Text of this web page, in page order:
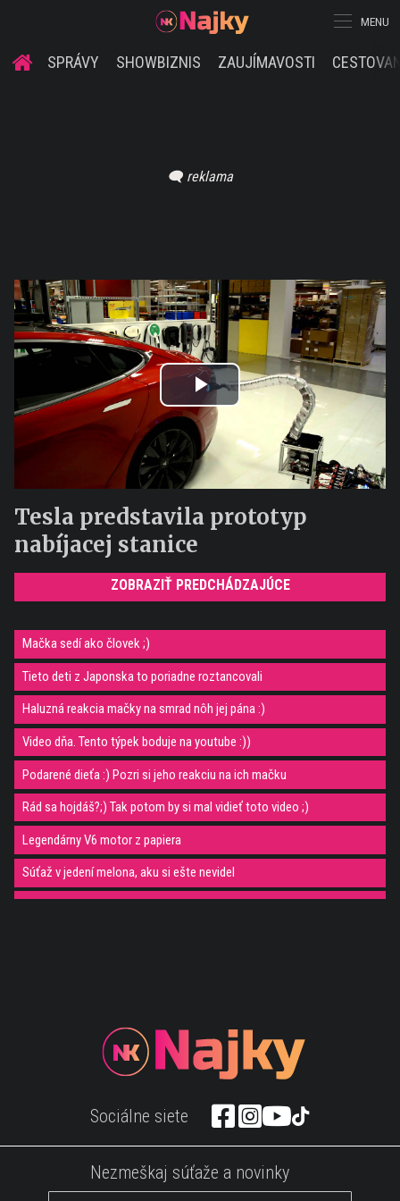
MENU
SPRÁVY SHOWBIZNIS ZAUJÍMAVOSTI
Play
Video
Tesla predstavila prototyp
nabíjacej stanice
ZOBRAZIŤ PREDCHÁDZAJÚCE
Mačka sedí ako človek ;)
Tieto deti z Japonska to poriadne roztancovali
Haluzná reakcia mačky na smrad nôh jej pána :)
Video dňa. Tento týpek boduje na youtube :))
Podarené dieťa :) Pozri si jeho reakciu na ich mačku
Rád sa hojdáš?;) Tak potom by si mal vidieť toto video ;)
Legendárny V6 motor z papiera
Súťaž v jedení melona, aku si ešte nevidel
Tesla predstavila prototyp nabíjacej stanice
Zábavné. Táto mačka sa vie nakŕmiť sama ;)
Toto je dôvod prečo je Surikata super objekt na fotenie
Sociálne siete
Nezmeškaj súťaže a novinky